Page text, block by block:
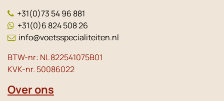
+31(0)73 54 96 881
+31(0)6 824 508 26
info@voetsspecialiteiten.nl
BTW-nr: NL 822541075B01
KVK-nr. 50086022
Over ons